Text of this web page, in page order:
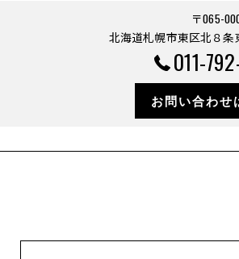
〒065-
北海道札幌市東区北８条
011-
お問い合わせ